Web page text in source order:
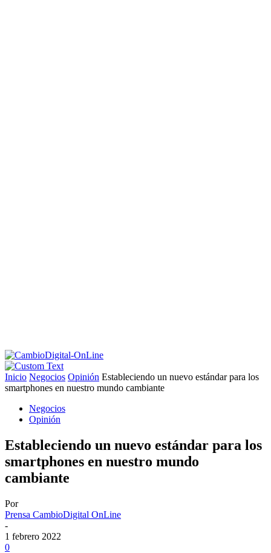
Inicio Negocios Opinión Estableciendo un nuevo estándar para los
smartphones en nuestro mundo cambiante
Negocios
Opinión
Estableciendo un nuevo estándar para los
smartphones en nuestro mundo
cambiante
Por
Prensa CambioDigital OnLine
-
1 febrero 2022
0